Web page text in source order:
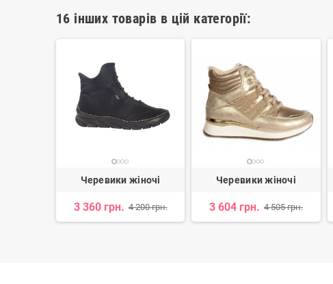
16 інших товарів в цій категорії:
Черевики жіночі
3 360 грн. 4 200 грн.
Черевики жіночі
3 604 грн. 4 505 грн.